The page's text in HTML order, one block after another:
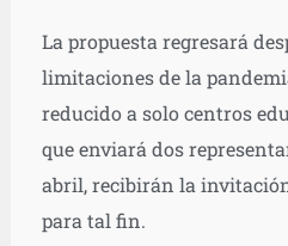
La propuesta regresará
limitaciones de la
reducido a solo centros
que enviará dos
abril, recibirán la
para tal fin.